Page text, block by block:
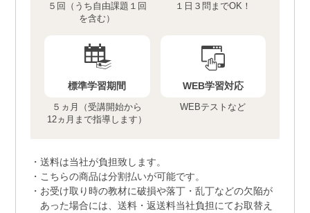
５回（うち自由課題１回
を含む）
１日３問までOK！
標準学習期間
５ヵ月（受講開始から
12ヵ月まで指導します）
WEB学習対応
WEBテストなど
送料は当社が負担致します。
こちらの商品は分割払いが可能です。
お受け取り時の教材に破損や落丁・乱丁などの欠陥が
あった場合には、送料・返送料当社負担にてお取替え